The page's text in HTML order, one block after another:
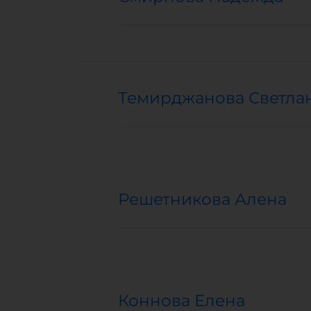
Темирджанова
Решетникова Алена
Коннова Елена